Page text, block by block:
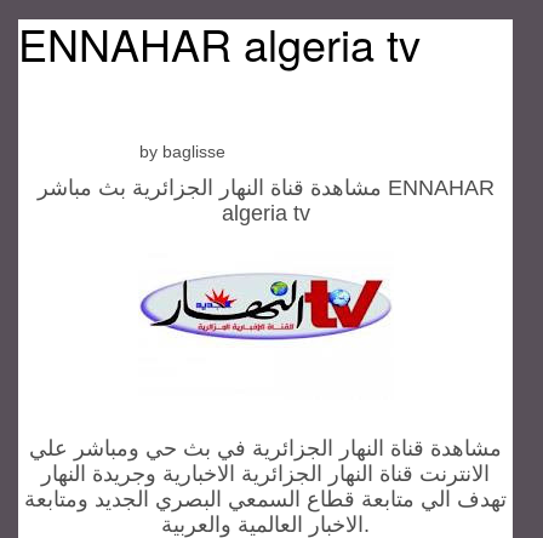
ENNAHAR algeria tv
by baglisse
مشاهدة قناة النهار الجزائرية بث مباشر ENNAHAR
algeria tv
مشاهدة قناة النهار الجزائرية في بث حي ومباشر علي
الانترنت قناة النهار الجزائرية الاخبارية وجريدة النهار
تهدف الي متابعة قطاع السمعي البصري الجديد ومتابعة
الاخبار العالمية والعربية.